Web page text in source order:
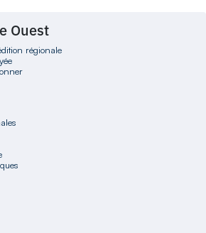
Ouest
régionale